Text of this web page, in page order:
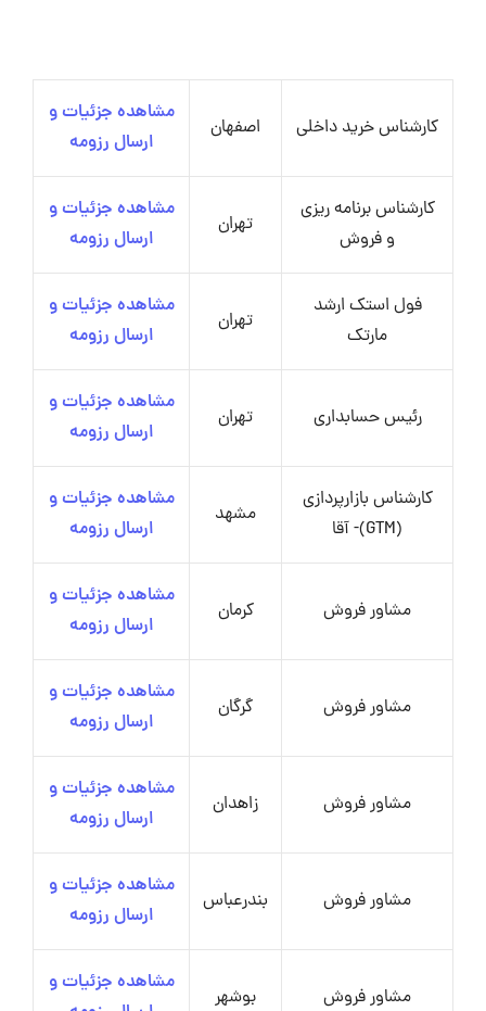
کارشناس خرید داخلی اصفهان
مشاهده جزئیات و
ارسال رزومه
کارشناس برنامه ریزی
و فروش
تهران
مشاهده جزئیات و
ارسال رزومه
فول استک ارشد
مارتک
تهران
مشاهده جزئیات و
ارسال رزومه
رئیس حسابداری تهران
مشاهده جزئیات و
ارسال رزومه
کارشناس بازارپردازی
(GTM)- آقا
مشهد
مشاهده جزئیات و
ارسال رزومه
مشاور فروش کرمان
مشاهده جزئیات و
ارسال رزومه
مشاور فروش گرگان
مشاهده جزئیات و
ارسال رزومه
مشاور فروش زاهدان
مشاهده جزئیات و
ارسال رزومه
مشاور فروش بندرعباس
مشاهده جزئیات و
ارسال رزومه
مشاور فروش بوشهر
مشاهده جزئیات و